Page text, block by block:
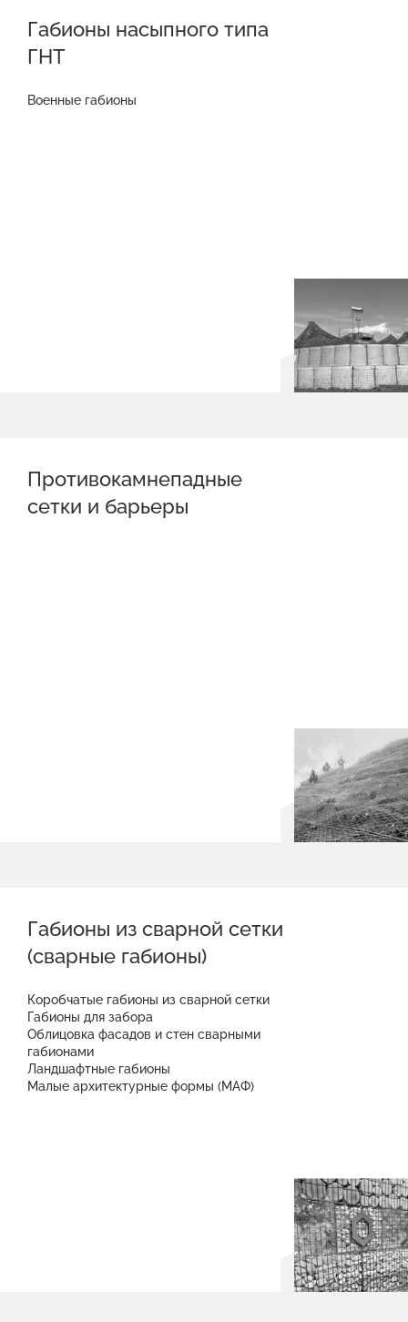
Габионы насыпного типа
ГНТ
Военные габионы
Противокамнепадные
сетки и барьеры
Габионы из сварной сетки
(сварные габионы)
Коробчатые габионы из сварной сетки
Габионы для забора
Облицовка фасадов и стен сварными
габионами
Ландшафтные габионы
Малые архитектурные формы (МАФ)